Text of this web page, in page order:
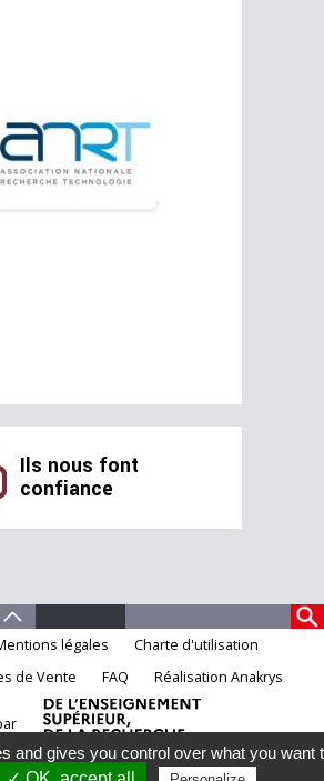
Ils nous font
confiance
légales
Charte d'utilisation
de Vente
FAQ Réalisation Anakrys
and gives you control over what you want